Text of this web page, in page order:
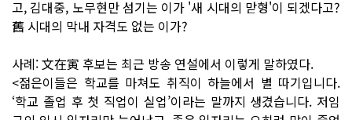
고, 김대중, 노무현만 섬기는 이가 '새 시대의 맏형'이 되겠다고?
舊 시대의 막내 자격도 없는 이가?
사례: 文在寅 후보는 최근 방송 연설에서 이렇게 말하였다.
<젊은이들은 학교를 마쳐도 취직이 하늘에서 별 따기입니다.
‘학교 졸업 후 첫 직업이 실업’이라는 말까지 생겼습니다. 저임